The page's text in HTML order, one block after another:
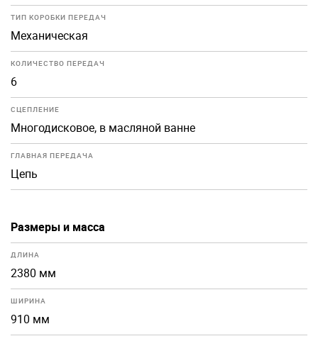
ТИП КОРОБКИ ПЕРЕДАЧ
Механическая
КОЛИЧЕСТВО ПЕРЕДАЧ
6
СЦЕПЛЕНИЕ
Многодисковое, в масляной ванне
ГЛАВНАЯ ПЕРЕДАЧА
Цепь
Размеры и масса
ДЛИНА
2380 мм
ШИРИНА
910 мм